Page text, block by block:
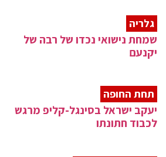
גלריה
שמחת נישואי נכדו של רבה של
יקנעם
תחת החופה
יעקב ישראל בסינגל-קליפ מרגש
לכבוד חתונתו